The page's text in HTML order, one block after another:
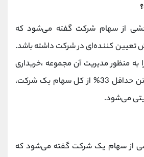
از سهام شرکت گفته می‌شود که
تعیین کننده‌ای در شرکت داشته باشد.
به منظور مدیریت آن مجموعه ،خریداری
می‌کند. در اختیار داشتن حداقل 33% از کل سهام یک شرکت،
می‌شود.
از سهام یک شرکت گفته می‌شود که